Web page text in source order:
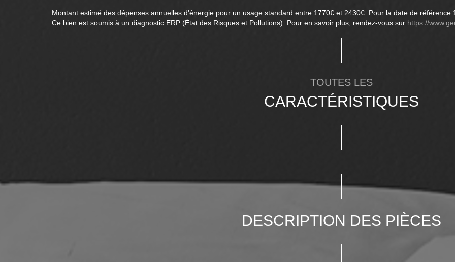
Montant estimé des dépenses annuelles d'énergie pour un usage standard entre 1770€ et 2430€. Pour la date de référence
Ce bien est soumis à un diagnostic ERP (État des Risques et Pollutions). Pour en savoir plus, rendez-vous sur https://
TOUTES LES
CARACTÉRISTIQUES
DESCRIPTION DES PIÈCES